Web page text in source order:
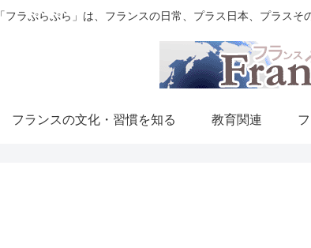
「フラぷらぷら」は、フランスの日常、プラス日本、プラス
フランスの文化・習慣を知る 教育関連